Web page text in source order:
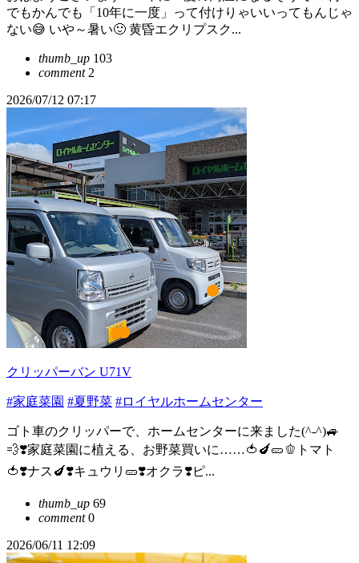
でもかんでも「10年に一度」って付けりゃいいってもんじゃ
ない😅 いや～暑い🙂 黄昏エクリプスク...
thumb_up 103
comment2
2026/07/12 07:17
クリッパーバン U71V
#家庭菜園 #夏野菜 #ロイヤルホームセンター
ゴト車のクリッパーで、ホームセンターに来ました(^-^)🚙
💨❣️家庭菜園に植える、お野菜買いに……🍅🍆🥒🫑トマト
🍅❣️ナス🍆❣️キュウリ🥒❣️オクラ❣️ピ...
thumb_up 69
comment0
2026/06/11 12:09